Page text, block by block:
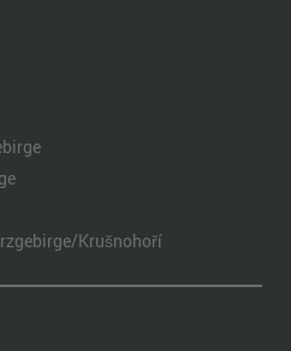
Krušnohoří